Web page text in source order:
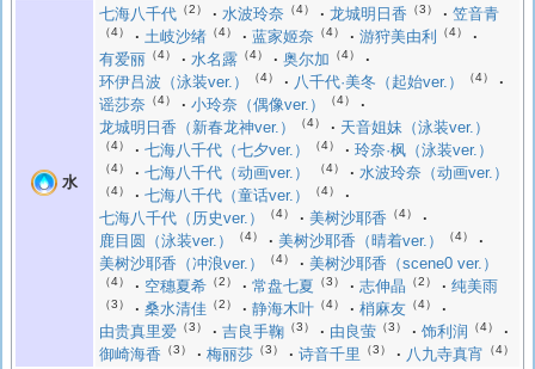
水
七海八千代 （2） 水波玲奈 （4） 龙城明日香 （3） 笠音青
（4） 土岐沙绪 （4） 蓝家姬奈 （4） 游狩美由利 （4）
有爱丽 （4） 水名露 （4） 奥尔加 （4）
环伊吕波（泳装ver.） （4） 八千代·美冬（起始ver.） （4）
谣莎奈 （4） 小玲奈（偶像ver.） （4）
龙城明日香（新春龙神ver.） （4） 天音姐妹（泳装ver.）
（4） 七海八千代（七夕ver.） （4） 玲奈·枫（泳装ver.）
（4） 七海八千代（动画ver.） （4） 水波玲奈（动画ver.）
（4） 七海八千代（童话ver.） （4）
七海八千代（历史ver.） （4） 美树沙耶香 （4）
鹿目圆（泳装ver.） （4） 美树沙耶香（晴着ver.） （4）
美树沙耶香（冲浪ver.） （4） 美树沙耶香（scene0 ver.）
（4） 空穗夏希 （2） 常盘七夏 （3） 志伸晶 （2） 纯美雨
（3） 桑水清佳 （2） 静海木叶 （4） 梢麻友 （4）
由贵真里爱 （3） 吉良手鞠 （3） 由良萤 （3） 饰利润 （4）
御崎海香 （3） 梅丽莎 （3） 诗音千里 （3） 八九寺真宵 （4）